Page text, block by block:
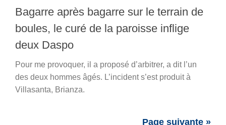
Bagarre après bagarre sur le terrain de
boules, le curé de la paroisse inflige
deux Daspo
Pour me provoquer, il a proposé d’arbitrer, a dit l’un
des deux hommes âgés. L’incident s’est produit à
Villasanta, Brianza.
Page suivante »